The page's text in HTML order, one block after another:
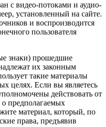
с видео-потоками и аудио-
установленный на сайте.
и воспроизводится
пользователя
знаки) прошедшие
их законным
такие материалы
целях. Если вы являетесь
действовать от
предполагаемых
материал, который, по
права, предъявив